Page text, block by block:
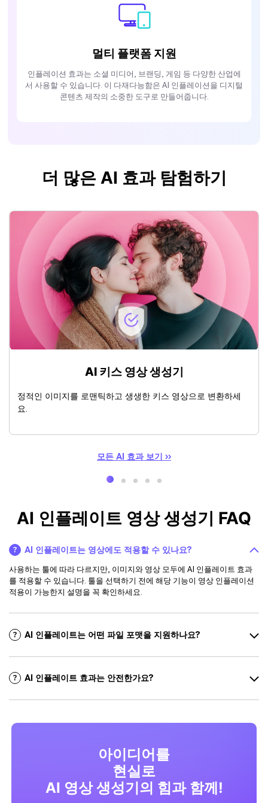
멀티 플랫폼 지원
인플레이션 효과는 소셜 미디어, 브랜딩, 게임 등 다양한 산업에
서 사용할 수 있습니다. 이 다재다능함은 AI 인플레이션을 디지털
콘텐츠 제작의 소중한 도구로 만들어줍니다.
더 많은 AI 효과 탐험하기
AI 키스 영상 생성기
정적인 이미지를 로맨틱하고 생생한 키스 영상으로 변환하세
요.
모든 AI 효과 보기 ››
AI 인플레이트 영상 생성기 FAQ
AI 인플레이트는 영상에도 적용할 수 있나요?
사용하는 툴에 따라 다르지만, 이미지와 영상 모두에 AI 인플레이트 효과
를 적용할 수 있습니다. 툴을 선택하기 전에 해당 기능이 영상 인플레이션
적용이 가능한지 설명을 꼭 확인하세요.
AI 인플레이트는 어떤 파일 포맷을 지원하나요?
AI 인플레이트 효과는 안전한가요?
아이디어를
현실로
AI 영상 생성기의 힘과 함께!